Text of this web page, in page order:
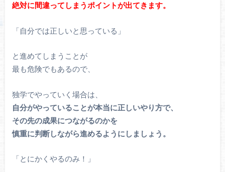
絶対に間違ってしまうポイントが出てきます。
「自分では正しいと思っている」
と進めてしまうことが
最も危険でもあるので、
独学でやっていく場合は、
自分がやっていることが本当に正しいやり方で、
その先の成果につながるのかを
慎重に判断しながら進めるようにしましょう。
「とにかくやるのみ！」